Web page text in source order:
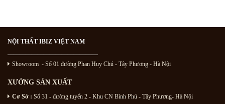
NỘI THẤT IBIZ VIỆT NAM
———————————————
Showroom - Số 01 đường Phan Huy Chú - Tây Phương - Hà Nội
XƯỞNG SẢN XUẤT
Cơ Sở : Số 31 - đường tuyến 2 - Khu CN Bình Phú - Tây Phương- Hà Nội